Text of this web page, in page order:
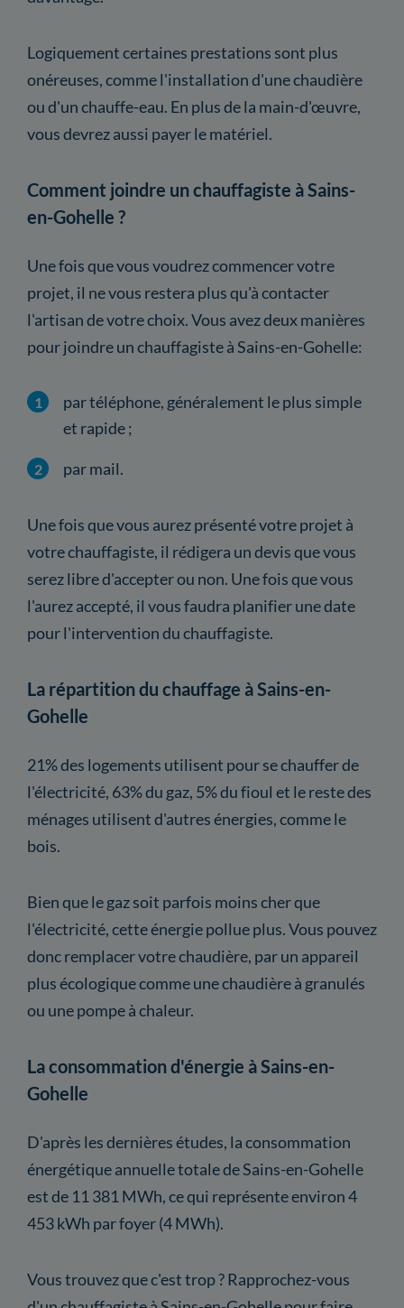
Logiquement certaines prestations sont plus
onéreuses, comme l'installation d'une chaudière
ou d'un chauffe-eau. En plus de la main-d'œuvre,
vous devrez aussi payer le matériel.
Comment joindre un chauffagiste à Sains-
en-Gohelle ?
Une fois que vous voudrez commencer votre
projet, il ne vous restera plus qu'à contacter
l'artisan de votre choix. Vous avez deux manières
pour joindre un chauffagiste à Sains-en-Gohelle:
par téléphone, généralement le plus simple
et rapide ;
par mail.
Une fois que vous aurez présenté votre projet à
votre chauffagiste, il rédigera un devis que vous
serez libre d'accepter ou non. Une fois que vous
l'aurez accepté, il vous faudra planifier une date
pour l'intervention du chauffagiste.
La répartition du chauffage à Sains-en-
Gohelle
21% des logements utilisent pour se chauffer de
l'électricité, 63% du gaz, 5% du fioul et le reste des
ménages utilisent d'autres énergies, comme le
bois.
Bien que le gaz soit parfois moins cher que
l'électricité, cette énergie pollue plus. Vous pouvez
donc remplacer votre chaudière, par un appareil
plus écologique comme une chaudière à granulés
ou une pompe à chaleur.
La consommation d'énergie à Sains-en-
Gohelle
D'après les dernières études, la consommation
énergétique annuelle totale de Sains-en-Gohelle
est de 11 381 MWh, ce qui représente environ 4
453 kWh par foyer (4 MWh).
Vous trouvez que c'est trop ? Rapprochez-vous